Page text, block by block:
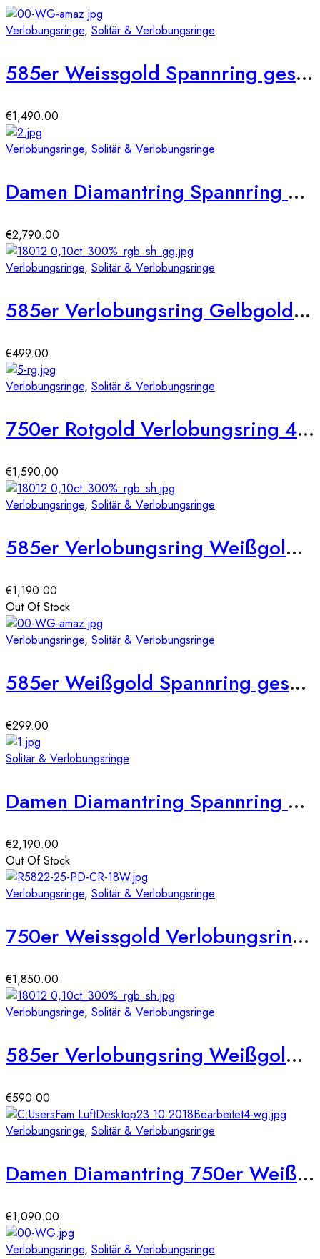
Verlobungsringe, Solitär & Verlobungsringe
585er Weissgold Spannring geschwungen mit Diamant 0,25 ct.
€1,490.00
Verlobungsringe, Solitär & Verlobungsringe
Damen Diamantring Spannring Weißgold 0,50 carat Solitärring Verlobungsring
€2,790.00
Verlobungsringe, Solitär & Verlobungsringe
585er Verlobungsring Gelbgold 0,10 ct.
€499.00
Verlobungsringe, Solitär & Verlobungsringe
750er Rotgold Verlobungsring 4er Krappen ca. 0,36 ct Illusion Diamant Gr. 54
€1,590.00
Verlobungsringe, Solitär & Verlobungsringe
585er Verlobungsring Weißgold 0,25 ct.
€1,190.00
Out Of Stock
Verlobungsringe, Solitär & Verlobungsringe
585er Weißgold Spannring geschwungen mit Diamant 0,05 ct.
€299.00
Solitär & Verlobungsringe
Damen Diamantring Spannring Gelbgold 0,50 carat Solitärring Verlobungsring
€2,190.00
Out Of Stock
Verlobungsringe, Solitär & Verlobungsringe
750er Weissgold Verlobungsring mit 0,55ct, Princess Cut & Brillantkranz, Size 54
€1,850.00
Verlobungsringe, Solitär & Verlobungsringe
585er Verlobungsring Weißgold 0,15 ct.
€590.00
Verlobungsringe, Solitär & Verlobungsringe
Damen Diamantring 750er Weißgold 0,23 carat Illusion Fassung Verlobungsring Solitärring
€1,090.00
Verlobungsringe, Solitär & Verlobungsringe